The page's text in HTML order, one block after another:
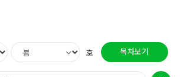
호 목차보기